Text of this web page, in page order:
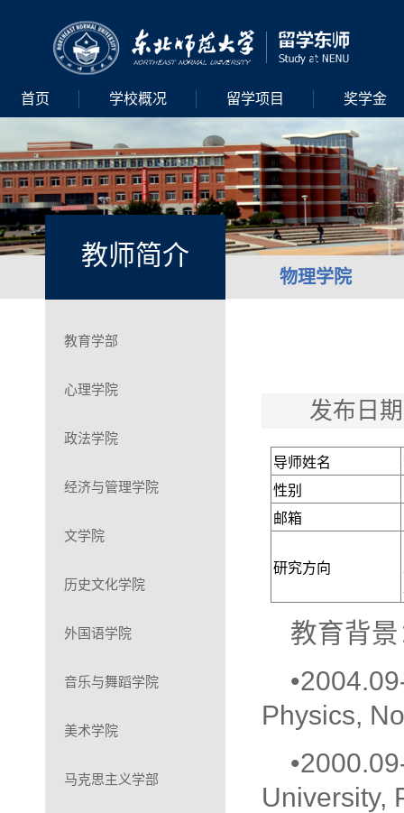
首页 学校概况 留学项目 奖学金
教师简介
物理学院
教育学部
心理学院
政法学院
经济与管理学院
文学院
历史文化学院
外国语学院
音乐与舞蹈学院
美术学院
马克思主义学部
发布日
导师姓名
性别
邮箱
研究方向
教育背
Physics,
University,